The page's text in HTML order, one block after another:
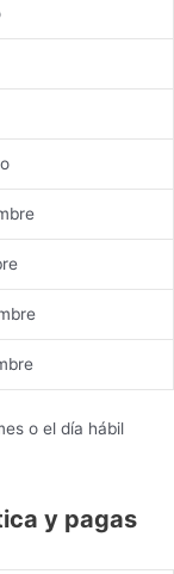
o el día hábil
y pagas